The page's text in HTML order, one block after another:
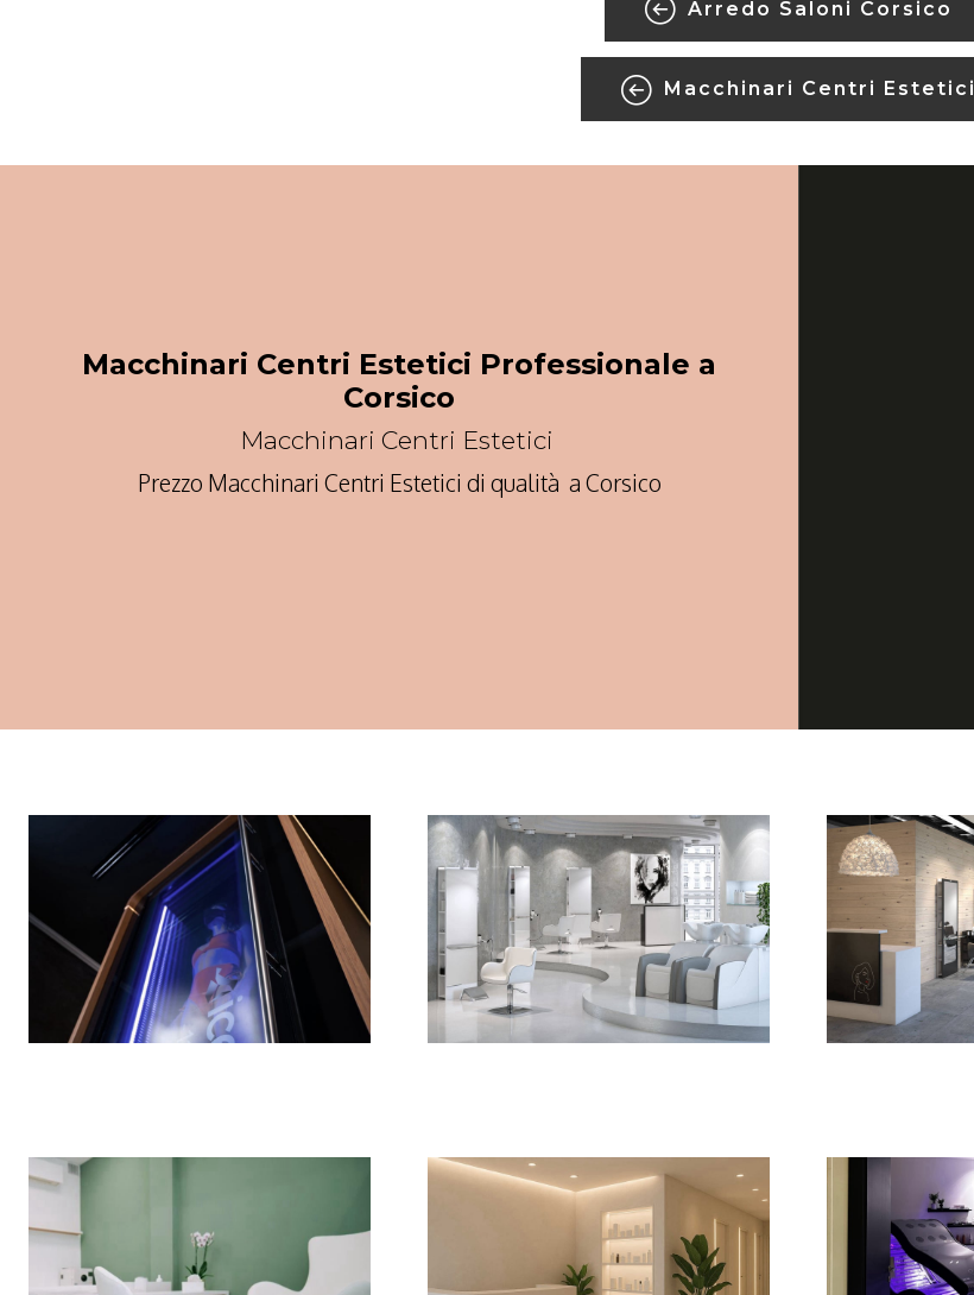
Arredo Saloni Corsico
Macchinari Centri Estetici
Macchinari Centri Estetici Professionale a
Corsico
Macchinari Centri Estetici
Prezzo Macchinari Centri Estetici di qualità a Corsico